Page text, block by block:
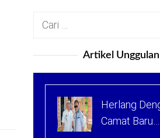
Cari
Artikel Unggulan
Herlang
Camat Baru…